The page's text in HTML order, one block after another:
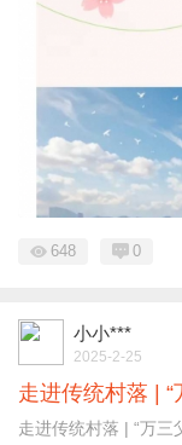
648 0
小小***
2025-2-25
走进传统村落 |
走进传统村落 | “万三